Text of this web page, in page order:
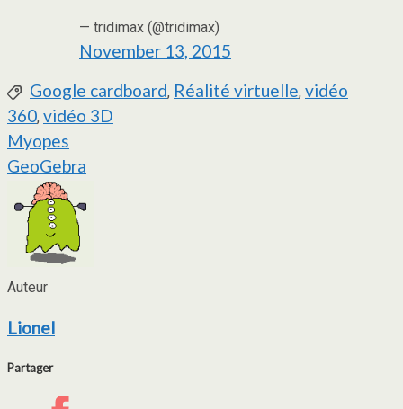
— tridimax (@tridimax)
November 13, 2015
Étiquettes :
Google cardboard, Réalité virtuelle, vidéo
360, vidéo 3D
Navigation
de
l’article
Myopes
GeoGebra
Auteur
Lionel
Partager